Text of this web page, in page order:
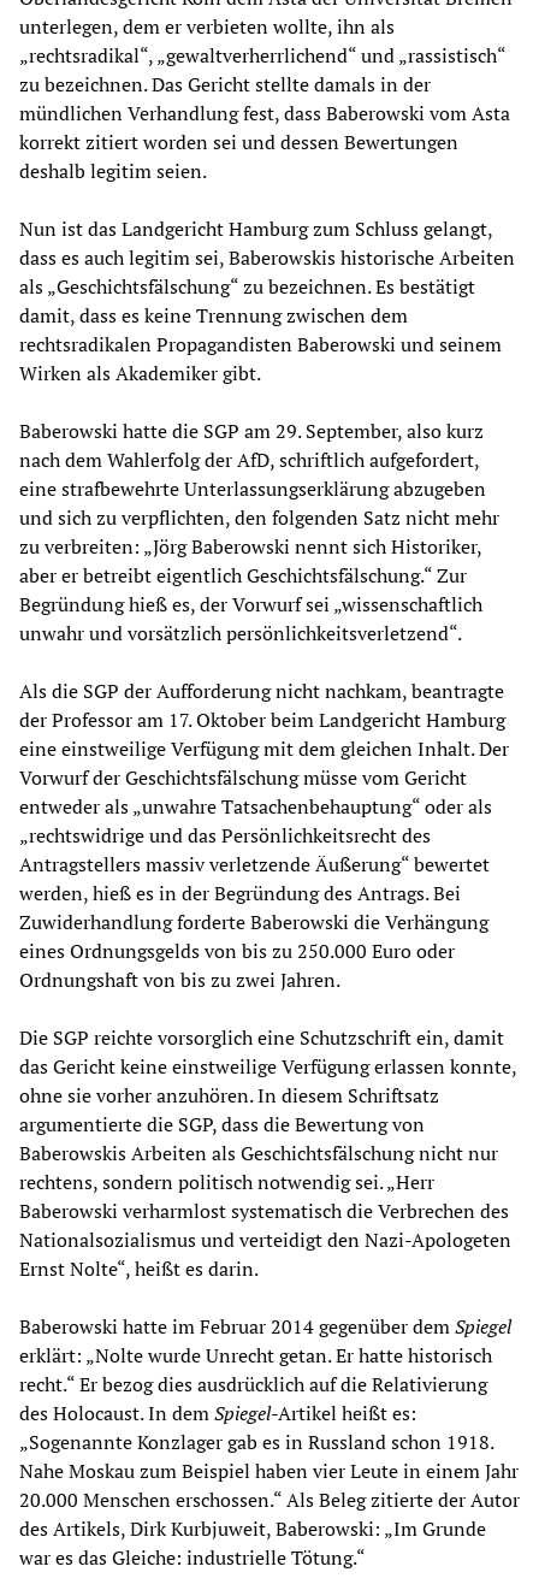
unterlegen, dem er verbieten wollte, ihn als
„rechtsradikal“, „gewaltverherrlichend“ und „rassistisch“
zu bezeichnen. Das Gericht stellte damals in der
mündlichen Verhandlung fest, dass Baberowski vom Asta
korrekt zitiert worden sei und dessen Bewertungen
deshalb legitim seien.
Nun ist das Landgericht Hamburg zum Schluss gelangt,
dass es auch legitim sei, Baberowskis historische Arbeiten
als „Geschichtsfälschung“ zu bezeichnen. Es bestätigt
damit, dass es keine Trennung zwischen dem
rechtsradikalen Propagandisten Baberowski und seinem
Wirken als Akademiker gibt.
Baberowski hatte die SGP am 29. September, also kurz
nach dem Wahlerfolg der AfD, schriftlich aufgefordert,
eine strafbewehrte Unterlassungserklärung abzugeben
und sich zu verpflichten, den folgenden Satz nicht mehr
zu verbreiten: „Jörg Baberowski nennt sich Historiker,
aber er betreibt eigentlich Geschichtsfälschung.“ Zur
Begründung hieß es, der Vorwurf sei „wissenschaftlich
unwahr und vorsätzlich persönlichkeitsverletzend“.
Als die SGP der Aufforderung nicht nachkam, beantragte
der Professor am 17. Oktober beim Landgericht Hamburg
eine einstweilige Verfügung mit dem gleichen Inhalt. Der
Vorwurf der Geschichtsfälschung müsse vom Gericht
entweder als „unwahre Tatsachenbehauptung“ oder als
„rechtswidrige und das Persönlichkeitsrecht des
Antragstellers massiv verletzende Äußerung“ bewertet
werden, hieß es in der Begründung des Antrags. Bei
Zuwiderhandlung forderte Baberowski die Verhängung
eines Ordnungsgelds von bis zu 250.000 Euro oder
Ordnungshaft von bis zu zwei Jahren.
Die SGP reichte vorsorglich eine Schutzschrift ein, damit
das Gericht keine einstweilige Verfügung erlassen konnte,
ohne sie vorher anzuhören. In diesem Schriftsatz
argumentierte die SGP, dass die Bewertung von
Baberowskis Arbeiten als Geschichtsfälschung nicht nur
rechtens, sondern politisch notwendig sei. „Herr
Baberowski verharmlost systematisch die Verbrechen des
Nationalsozialismus und verteidigt den Nazi-Apologeten
Ernst Nolte“, heißt es darin.
Baberowski hatte im Februar 2014 gegenüber demSpiegel
erklärt: „Nolte wurde Unrecht getan. Er hatte historisch
recht.“ Er bezog dies ausdrücklich auf die Relativierung
des Holocaust. In demSpiegel-Artikel heißt es:
„Sogenannte Konzlager gab es in Russland schon 1918.
Nahe Moskau zum Beispiel haben vier Leute in einem Jahr
20.000 Menschen erschossen.“ Als Beleg zitierte der Autor
des Artikels, Dirk Kurbjuweit, Baberowski: „Im Grunde
war es das Gleiche: industrielle Tötung.“